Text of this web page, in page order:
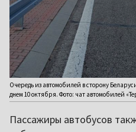
Очередь из автомобилей в сторону
днем 10 октября. Фото: чат автомобилей
Пассажиры автобусов